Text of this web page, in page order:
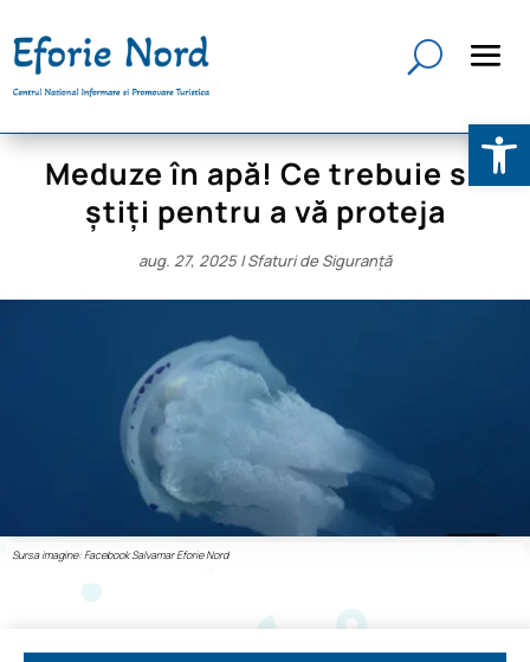
Meduze în apă! Ce trebuie să
știți pentru a vă proteja
aug. 27, 2025|Sfaturi de Siguranță
Sursa imagine: Facebook Salvamar Eforie Nord